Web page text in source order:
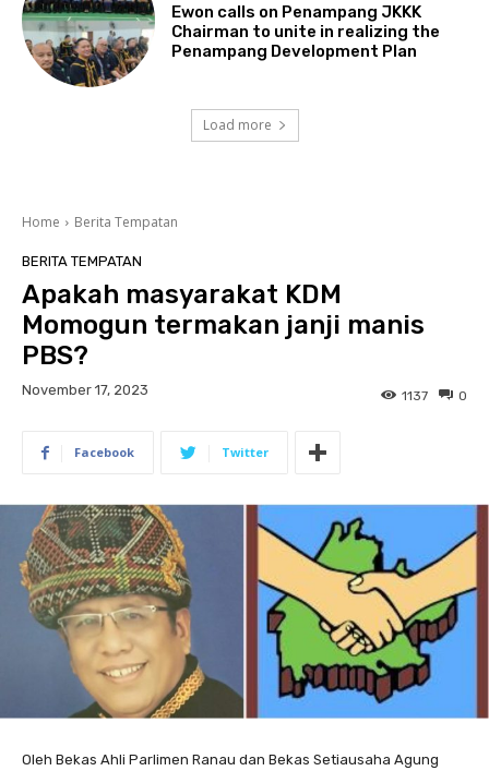
Ewon calls on Penampang JKKK
Chairman to unite in realizing the
Penampang Development Plan
Load more